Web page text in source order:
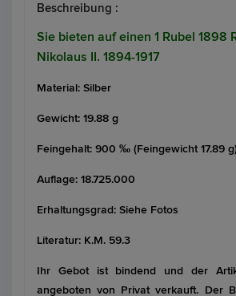
Beschreibung :
Sie bieten auf einen 1 Rubel 1898
Nikolaus II. 1894-1917
Material: Silber
Gewicht: 19.88 g
Feingehalt: 900 ‰ (Feingewicht 17.89
Auflage: 18.725.000
Erhaltungsgrad: Siehe Fotos
Literatur: K.M. 59.3
Ihr Gebot ist bindend und der
angeboten von Privat verkauft. Der